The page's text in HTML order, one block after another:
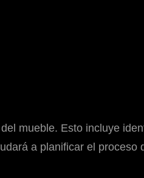
mueble. Esto incluye
a planificar el proceso